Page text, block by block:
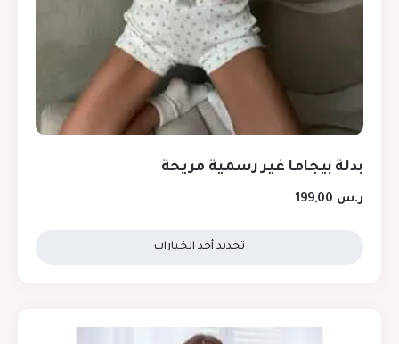
بدلة بيجاما غير رسمية مريحة
ر.س
تحديد أحد الخيارات